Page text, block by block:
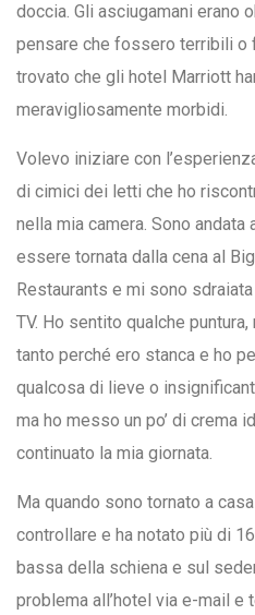
doccia. Gli asciugamani erano
pensare che fossero terribili o
trovato che gli hotel Marriott
meravigliosamente morbidi.
Volevo iniziare con
di cimici dei letti che ho
nella mia camera. Sono
essere tornata dalla cena al
Restaurants e mi sono
TV. Ho sentito qualche
tanto perché ero stanca e ho
qualcosa di lieve o
ma ho messo un po’ di crema
continuato la mia giornata.
Ma quando sono tornato a
controllare e ha notato più di
bassa della schiena e sul
problema all’hotel via e-mail e